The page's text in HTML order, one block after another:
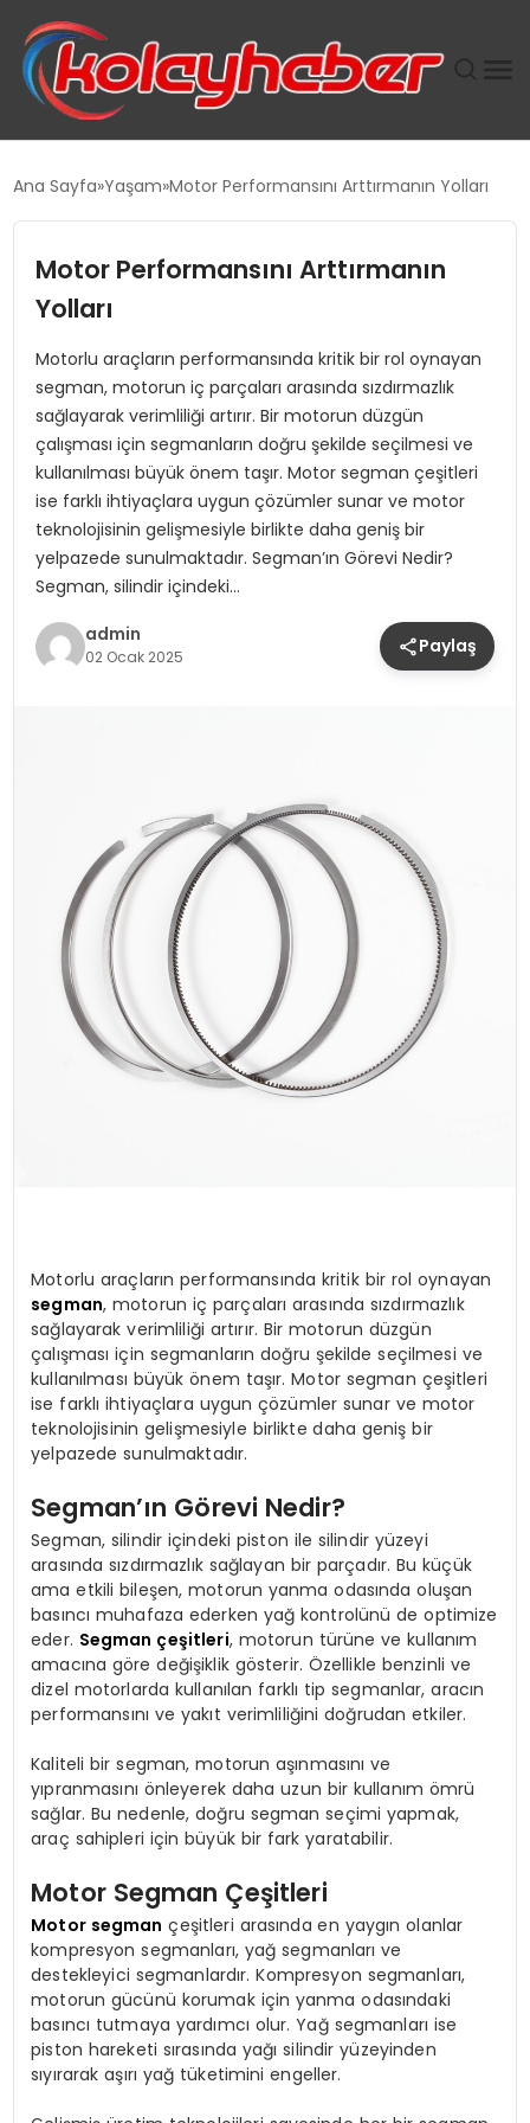
GÜCÜNÜBÜYÜTÜYOR
TANYER YAPI ZEMIN MÜHENDISLIĞINDE HEDEF
BÜYÜTTÜ
TOROSLAR’DA PAZAR GERGİNLİĞİ!
Ana Sayfa Yaşam Motor Performansını Arttırmanın Yolları
Motor Performansını Arttırmanın
Yolları
Motorlu araçların performansında kritik bir rol oynayan
segman, motorun iç parçaları arasında sızdırmazlık
sağlayarak verimliliği artırır. Bir motorun düzgün
çalışması için segmanların doğru şekilde seçilmesi ve
kullanılması büyük önem taşır. Motor segman çeşitleri
ise farklı ihtiyaçlara uygun çözümler sunar ve motor
teknolojisinin gelişmesiyle birlikte daha geniş bir
yelpazede sunulmaktadır. Segman’ın Görevi Nedir?
Segman, silindir içindeki…
admin
02 Ocak 2025 Paylaş
Motorlu araçların performansında kritik bir rol oynayan
segman, motorun iç parçaları arasında sızdırmazlık
sağlayarak verimliliği artırır. Bir motorun düzgün
çalışması için segmanların doğru şekilde seçilmesi ve
kullanılması büyük önem taşır. Motor segman çeşitleri
ise farklı ihtiyaçlara uygun çözümler sunar ve motor
teknolojisinin gelişmesiyle birlikte daha geniş bir
yelpazede sunulmaktadır.
Segman’ın Görevi Nedir?
Segman, silindir içindeki piston ile silindir yüzeyi
arasında sızdırmazlık sağlayan bir parçadır. Bu küçük
ama etkili bileşen, motorun yanma odasında oluşan
basıncı muhafaza ederken yağ kontrolünü de optimize
eder. Segman çeşitleri, motorun türüne ve kullanım
amacına göre değişiklik gösterir. Özellikle benzinli ve
dizel motorlarda kullanılan farklı tip segmanlar, aracın
performansını ve yakıt verimliliğini doğrudan etkiler.
Kaliteli bir segman, motorun aşınmasını ve
yıpranmasını önleyerek daha uzun bir kullanım ömrü
sağlar. Bu nedenle, doğru segman seçimi yapmak,
araç sahipleri için büyük bir fark yaratabilir.
Motor Segman Çeşitleri
Motor segman çeşitleri arasında en yaygın olanlar
kompresyon segmanları, yağ segmanları ve
destekleyici segmanlardır. Kompresyon segmanları,
motorun gücünü korumak için yanma odasındaki
basıncı tutmaya yardımcı olur. Yağ segmanları ise
piston hareketi sırasında yağı silindir yüzeyinden
sıyırarak aşırı yağ tüketimini engeller.